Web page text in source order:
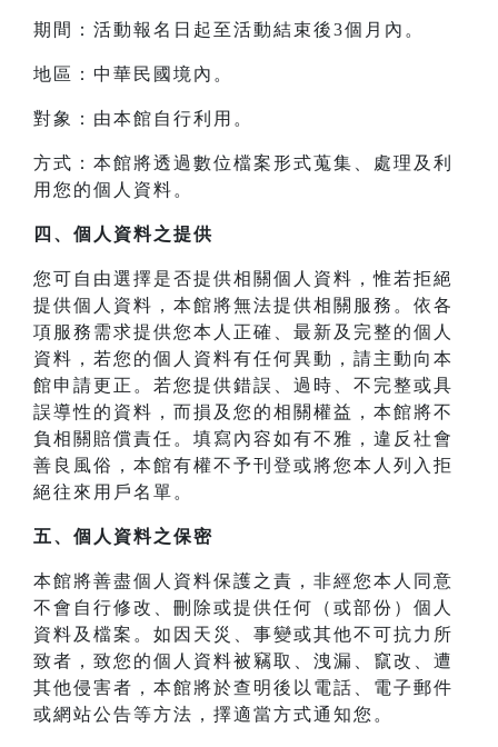
期間：活動報名日起至活動結束後3個月內。
地區：中華民國境內。
對象：由本館自行利用。
方式：本館將透過數位檔案形式蒐集、處理及利
用您的個人資料。
四、 個人資料之提供
您可自由選擇是否提供相關個人資料，惟若拒絕
提供個人資料，本館將無法提供相關服務。依各
項服務需求提供您本人正確、最新及完整的個人
資料，若您的個人資料有任何異動，請主動向本
館申請更正。若您提供錯誤、過時、不完整或具
誤導性的資料，而損及您的相關權益，本館將不
負相關賠償責任。填寫內容如有不雅，違反社會
善良風俗，本館有權不予刊登或將您本人列入拒
絕往來用戶名單。
五、個人資料之保密
本館將善盡個人資料保護之責，非經您本人同意
不會自行修改、刪除或提供任何（或部份）個人
資料及檔案。如因天災、事變或其他不可抗力所
致者，致您的個人資料被竊取、洩漏、竄改、遭
其他侵害者，本館將於查明後以電話、電子郵件
或網站公告等方法，擇適當方式通知您。